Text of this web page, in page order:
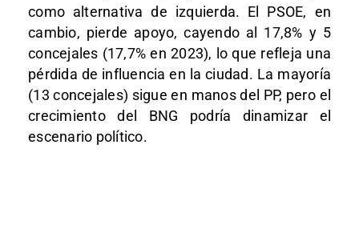
como alternativa de izquierda. El PSOE, en
cambio, pierde apoyo, cayendo al 17,8% y 5
concejales (17,7% en 2023), lo que refleja una
pérdida de influencia en la ciudad. La mayoría
(13 concejales) sigue en manos del PP, pero el
crecimiento del BNG podría dinamizar el
escenario político.